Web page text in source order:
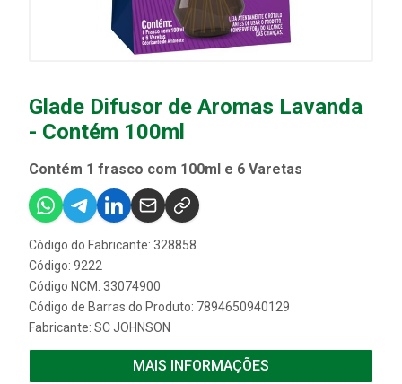
Glade Difusor de Aromas Lavanda
- Contém 100ml
Contém 1 frasco com 100ml e 6 Varetas
Código do Fabricante: 328858
Código: 9222
Código NCM: 33074900
Código de Barras do Produto: 7894650940129
Fabricante: SC JOHNSON
MAIS INFORMAÇÕES